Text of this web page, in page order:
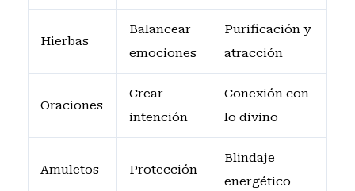
Hierbas
Balancear
emociones
Purificación y
atracción
Oraciones
Crear
intención
Conexión con
lo divino
Amuletos Protección
Blindaje
energético